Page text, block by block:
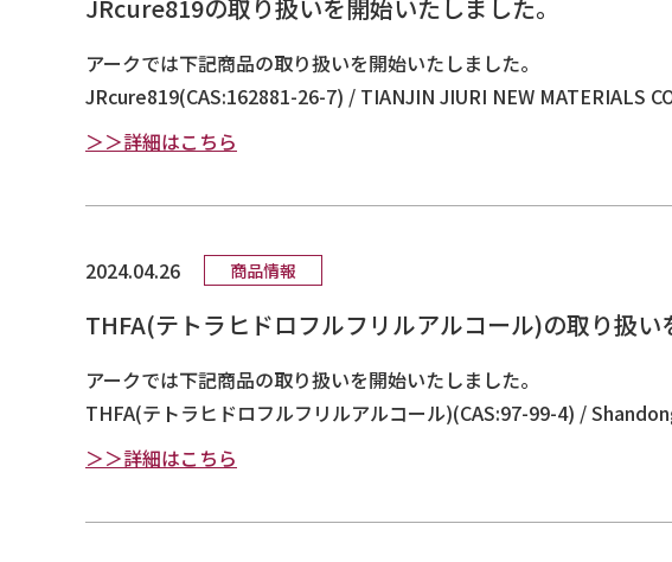
JRcure819の取り扱いを開始いたしました。
アークでは下記商品の取り扱いを開始いたしました。
JRcure819(CAS:162881-26-7) / TIANJIN JIURI NEW MATERIALS
＞＞詳細はこちら
2024.04.26 商品情報
THFA(テトラヒドロフルフリルアルコール)の取り扱い
アークでは下記商品の取り扱いを開始いたしました。
THFA(テトラヒドロフルフリルアルコール)(CAS:97-99-4) /
＞＞詳細はこちら